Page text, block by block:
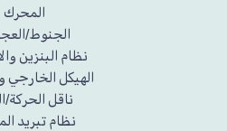
المحرك
الجنوط/
نظام البنزين
الهيكل الخارجي
ناقل الحركة/
نظام تبريد